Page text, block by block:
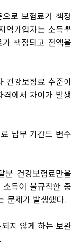
로 보험료가 책정
역가입자는 소득뿐
책정되고 전액을
건강보험료 수준이
에서 차이가 발생
납부 기간도 변수
건강보험료만을
소득이 불규칙한 중
문제가 발생했다.
지 않게 하는 보완